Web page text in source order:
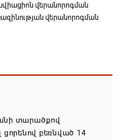
վերանորոգման
վերանորոգման
տարածքով
բեռնված 14